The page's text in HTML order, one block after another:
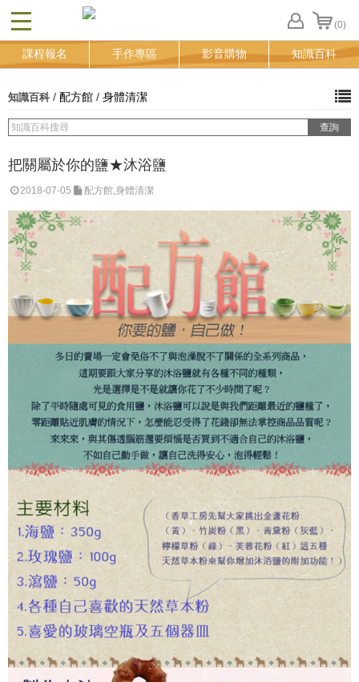
CLOSE (0)
FB
登
清
單
課程報名 手作專區 影音購物 知識百科
知識百科 / 配方館 / 身體清潔
把關屬於你的鹽★沐浴鹽
2018-07-05 配方館,身體清潔